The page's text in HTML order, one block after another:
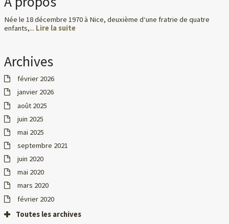
Née le 18 décembre 1970 à Nice, deuxième d‘une fratrie de quatre
enfants,... Lire la suite
Archives
février 2026
janvier 2026
août 2025
juin 2025
mai 2025
septembre 2021
juin 2020
mai 2020
mars 2020
février 2020
Toutes les archives